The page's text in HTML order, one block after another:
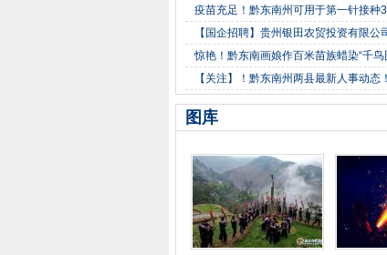
疫苗充足！黔东南州可用于第一针接种
【国企招聘】贵州银田农贸投资有限
惊艳！黔东南画娘作百米苗族蜡染“千
【关注】！黔东南州两县最新人事动态！
图库